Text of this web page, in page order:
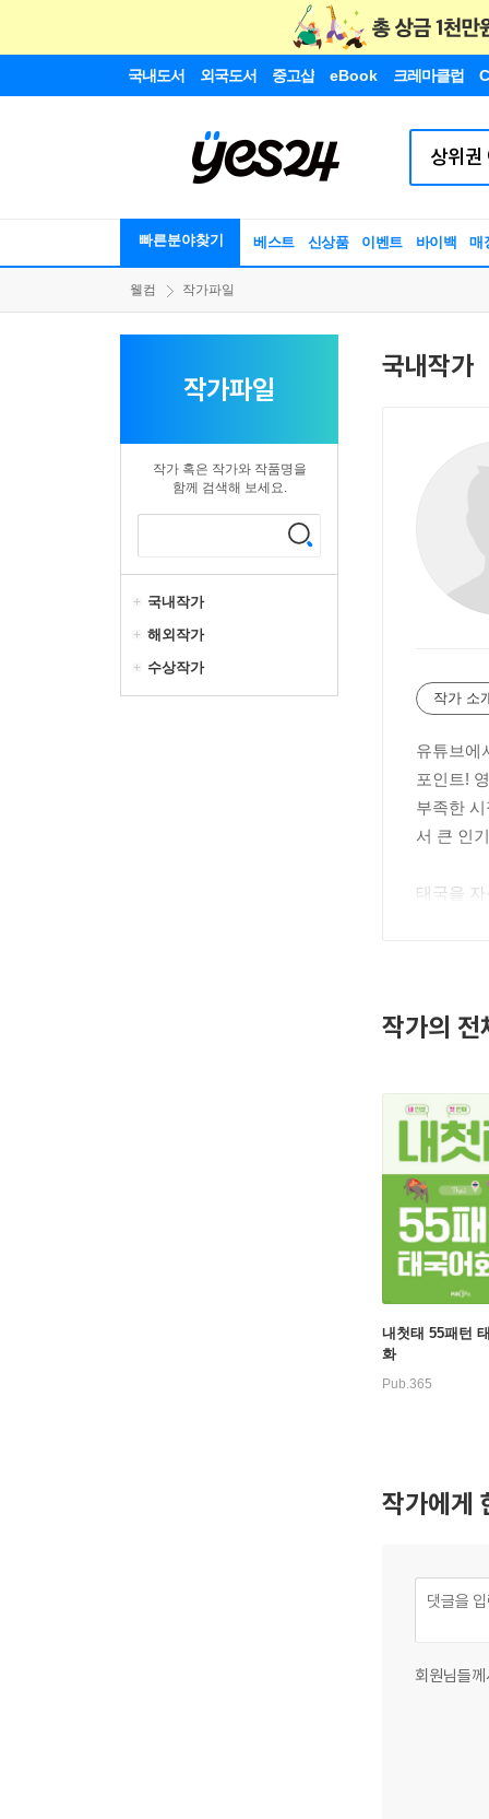
국내도서 외국도서 중고샵 eBook 크레마클럽
빠른분야찾기 베스트 신상품 이벤트 바이백 매
웰컴 작가파일
작가파일
작가 혹은 작가와 작품명을
함께 검색해 보세요.
국내작가
해외작가
수상작가
국내작가
작가 소
유튜브에
포인트!
부족한
서 큰 인
태국을
복하다
작가의 전
내첫태 55패턴
화
Pub.365
작가에게
회원님들